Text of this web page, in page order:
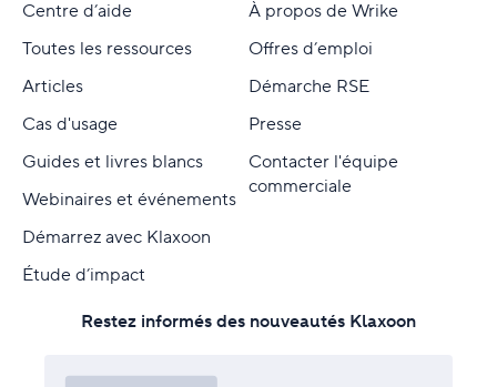
Centre d’aide
Toutes les ressources
Articles
Cas d'usage
Guides et livres blancs
Webinaires et événements
Démarrez avec Klaxoon
Étude d’impact
À propos de Wrike
Offres d’emploi
Démarche RSE
Presse
Contacter l'équipe
commerciale
Restez informés des nouveautés Klaxoon